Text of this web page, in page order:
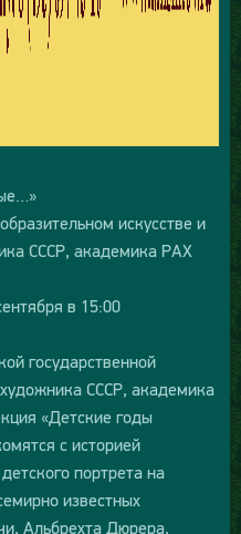
искусстве и
СССР, академика РАХ
в 15:00
государственной
СССР, академика
«Детские годы
с историей
портрета на
известных
Альбрехта Дюрера,